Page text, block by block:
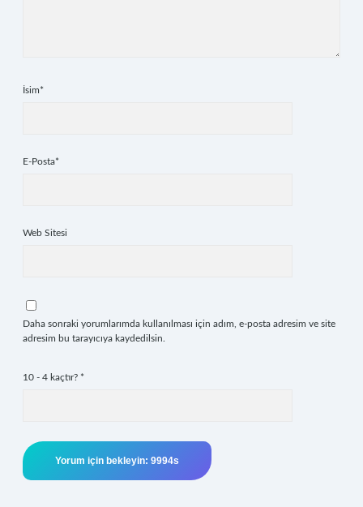
İsim*
E-Posta*
Web Sitesi
Daha sonraki yorumlarımda kullanılması için adım, e-posta adresim ve site
adresim bu tarayıcıya kaydedilsin.
10 - 4 kaçtır? *